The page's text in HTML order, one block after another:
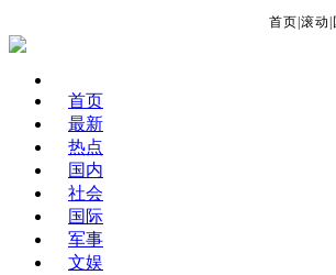
首页 滚动
首页
最新
热点
国内
社会
国际
军事
文娱